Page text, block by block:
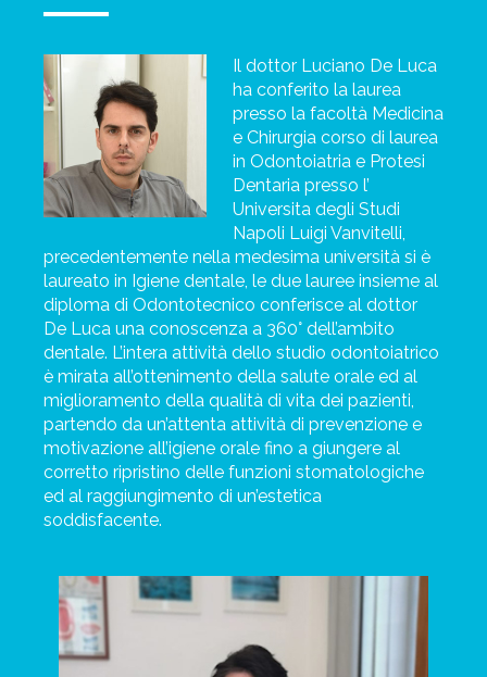
Il dottor Luciano De Luca
ha conferito la laurea
presso la facoltà Medicina
e Chirurgia corso di laurea
in Odontoiatria e Protesi
Dentaria presso l’
Universita degli Studi
Napoli Luigi Vanvitelli,
precedentemente nella medesima università si è
laureato in Igiene dentale, le due lauree insieme al
diploma di Odontotecnico conferisce al dottor
De Luca una conoscenza a 360° dell’ambito
dentale. L’intera attività dello studio odontoiatrico
è mirata all’ottenimento della salute orale ed al
miglioramento della qualità di vita dei pazienti,
partendo da un’attenta attività di prevenzione e
motivazione all’igiene orale fino a giungere al
corretto ripristino delle funzioni stomatologiche
ed al raggiungimento di un’estetica
soddisfacente.